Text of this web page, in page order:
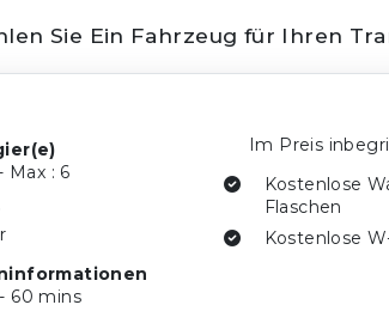
Sie Ein Fahrzeug für Ihren
Max : 6
60 mins
Im Preis
Kostenlose
Flaschen
Kostenlose